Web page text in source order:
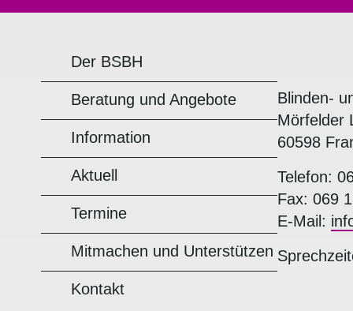
Der BSBH
Beratung und Angebote
Information
Aktuell
Termine
Mitmachen und Unterstützen
Kontakt
Blinden-
Mörfelder
60598
Telefon:
Fax: 069
E-Mail: